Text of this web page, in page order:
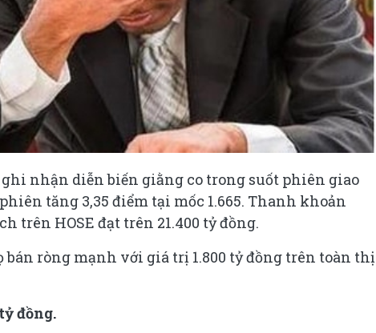
nhận diễn biến giằng co trong suốt phiên giao
tăng 3,35 điểm tại mốc 1.665. Thanh khoản
HOSE đạt trên 21.400 tỷ đồng.
ròng mạnh với giá trị 1.800 tỷ đồng trên toàn thị
đồng.